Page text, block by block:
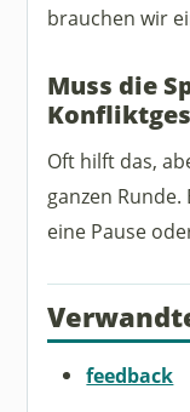
brauchen wir
Muss die
Oft hilft das,
ganzen
eine Pause
feedback